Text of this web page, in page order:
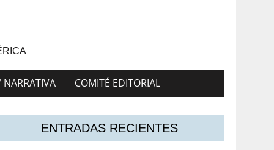
NARRATIVA COMITÉ EDITORIAL
ENTRADAS RECIENTES